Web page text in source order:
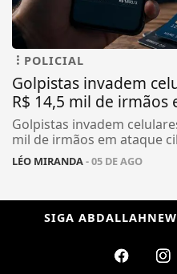
POLICIAL
Golpistas invadem
R$ 14,5 mil de irmãos
Golpistas invadem
mil de irmãos em ataque
LÉO MIRANDA- 05 DE AGO
SIGA